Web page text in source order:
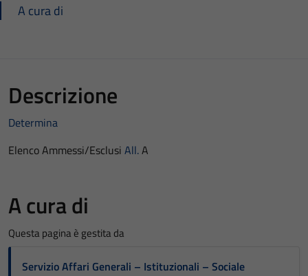
A cura di
Descrizione
Determina
Elenco Ammessi/Esclusi All.A
A cura di
Questa pagina è gestita da
Servizio Affari Generali – Istituzionali – Sociale